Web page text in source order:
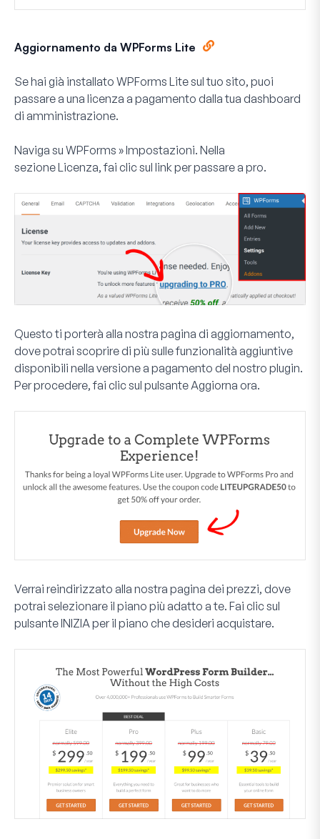
Aggiornamento da WPForms Lite
Se hai già installato WPForms Lite sul tuo sito, puoi
passare a una licenza a pagamento dalla tua dashboard
di amministrazione.
Naviga su WPForms » Impostazioni. Nella
sezioneLicenza, fai clic sul link per passare a pro.
Questo ti porterà alla nostra pagina di aggiornamento,
dove potrai scoprire di più sulle funzionalità aggiuntive
disponibili nella versione a pagamento del nostro plugin.
Per procedere, fai clic sul pulsanteAggiorna ora.
Verrai reindirizzato alla nostra pagina dei prezzi, dove
potrai selezionare il piano più adatto a te. Fai clic sul
pulsanteINIZIAper il piano che desideri acquistare.